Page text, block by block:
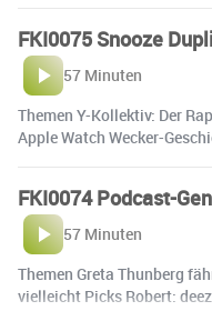
FKI0075 Snooze
57 Minuten
Themen Y-Kollektiv: Der
Apple Watch Wecker-
FKI0074 Podcast-
57 Minuten
Themen Greta Thunberg
vielleicht Picks Robert: